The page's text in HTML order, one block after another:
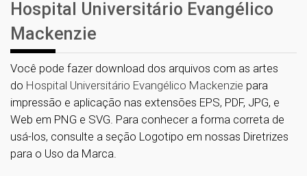
Hospital Universitário Evangélico
Mackenzie
Você pode fazer download dos arquivos com as artes
do Hospital Universitário Evangélico Mackenzie para
impressão e aplicação nas extensões EPS, PDF, JPG, e
Web em PNG e SVG. Para conhecer a forma correta de
usá-los, consulte a seção Logotipo em nossas Diretrizes
para o Uso da Marca.